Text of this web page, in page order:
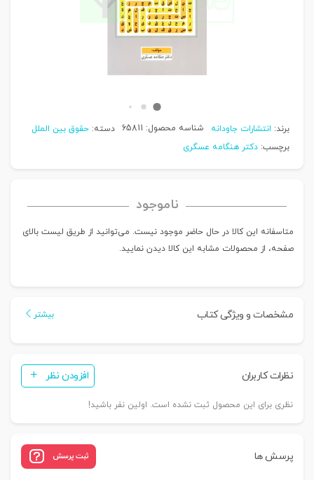
برند: انتشارات جاودانه شناسه محصول: 65811 دسته: حقوق بین الملل
برچسب: دکتر هنگامه عسگری
ناموجود
متاسفانه این کالا در حال حاضر موجود نیست. می‌توانید از طریق لیست بالای
صفحه، از محصولات مشابه این کالا دیدن نمایید.
مشخصات و ویژگی کتاب بیشتر
نظرات کاربران افزودن نظر
نظری برای این محصول ثبت نشده است. اولین نفر باشید!
پرسش ها ثبت پرسش